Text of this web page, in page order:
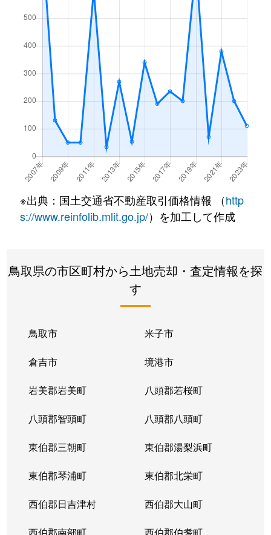
※出典：国土交通省不動産取引価格情報 （http
s://www.reinfolib.mlit.go.jp/）を加工して作成
鳥取県の市区町村から土地売却・査定情報を探
す
鳥取市 米子市
倉吉市 境港市
岩美郡岩美町 八頭郡若桜町
八頭郡智頭町 八頭郡八頭町
東伯郡三朝町 東伯郡湯梨浜町
東伯郡琴浦町 東伯郡北栄町
西伯郡日吉津村 西伯郡大山町